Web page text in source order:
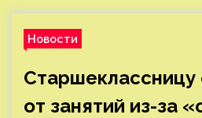
Новости
Старшеклассницу
от занятий из-за